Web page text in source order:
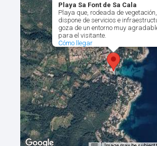
Playa Sa Font de Sa Cala
Playa que, rodeada de vegetación,
dispone de servicios e
goza de un entorno muy
para el visitante.
Cómo llegar